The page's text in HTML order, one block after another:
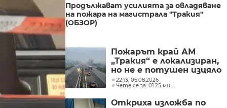
Продължават усилията за овладяване
на пожара на магистрала "Тракия"
(ОБЗОР)
Пожарът край АМ
„Тракия“ е локализиран,
но не е потушен изцяло
22:13, 06.08.2026
Чете се за: 01:25 мин.
Откриха изложба по